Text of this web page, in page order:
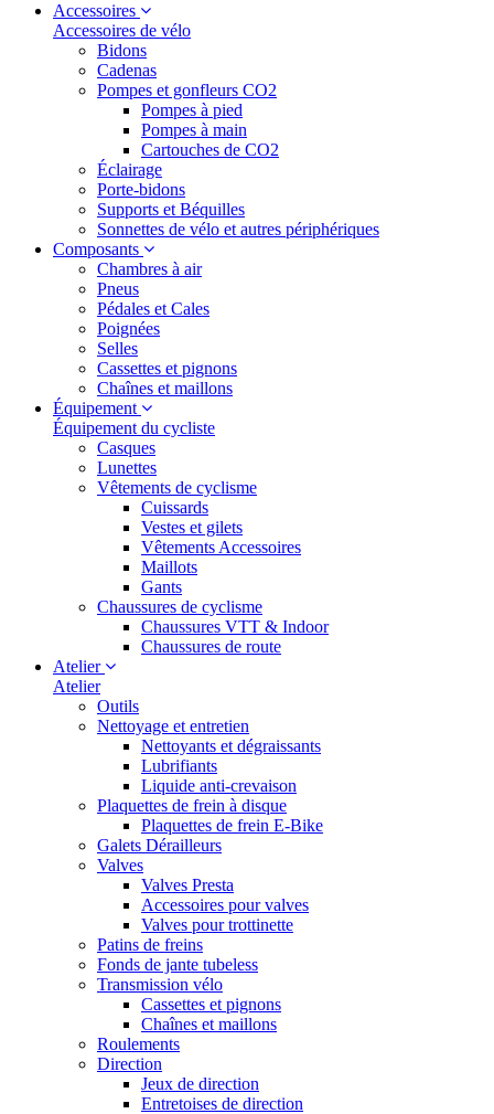
Accessoires
Accessoires de vélo
Bidons
Cadenas
Pompes et gonfleurs CO2
Pompes à pied
Pompes à main
Cartouches de CO2
Éclairage
Porte-bidons
Supports et Béquilles
Sonnettes de vélo et autres périphériques
Composants
Chambres à air
Pneus
Pédales et Cales
Poignées
Selles
Cassettes et pignons
Chaînes et maillons
Équipement
Équipement du cycliste
Casques
Lunettes
Vêtements de cyclisme
Cuissards
Vestes et gilets
Vêtements Accessoires
Maillots
Gants
Chaussures de cyclisme
Chaussures VTT & Indoor
Chaussures de route
Atelier
Atelier
Outils
Nettoyage et entretien
Nettoyants et dégraissants
Lubrifiants
Liquide anti-crevaison
Plaquettes de frein à disque
Plaquettes de frein E-Bike
Galets Dérailleurs
Valves
Valves Presta
Accessoires pour valves
Valves pour trottinette
Patins de freins
Fonds de jante tubeless
Transmission vélo
Cassettes et pignons
Chaînes et maillons
Roulements
Direction
Jeux de direction
Entretoises de direction